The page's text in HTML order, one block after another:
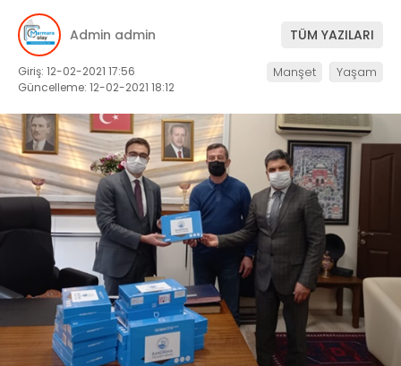
Admin admin TÜM YAZILARI
Giriş: 12-02-2021 17:56
Güncelleme: 12-02-2021 18:12
Manşet Yaşam